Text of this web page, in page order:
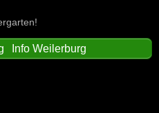
Info Weilerburg